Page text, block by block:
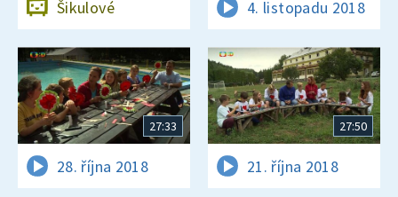
Šikulové 4. listopadu 2018
27:33
28. října 2018
27:50
21. října 2018